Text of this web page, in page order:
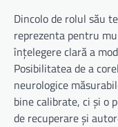
Dincolo de rolul său
reprezenta pentru
înțelegere clară a
Posibilitatea de a
neurologice
bine calibrate, ci și o
de recuperare și